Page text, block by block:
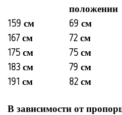
положении
159 см 69 см
167 см
72 см
175 см
75 см
183 см
79 см
191 см
82 см
В зависимости от